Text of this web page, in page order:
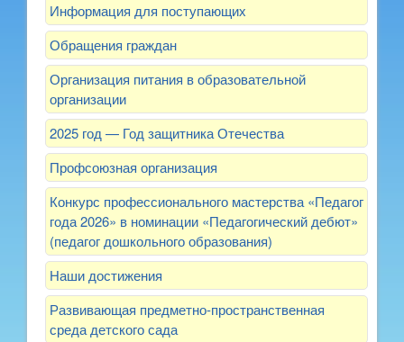
Информация для поступающих
Обращения граждан
Организация питания в образовательной
организации
2025 год — Год защитника Отечества
Профсоюзная организация
Конкурс профессионального мастерства «Педагог
года 2026» в номинации «Педагогический дебют»
(педагог дошкольного образования)
Наши достижения
Развивающая предметно-пространственная
среда детского сада